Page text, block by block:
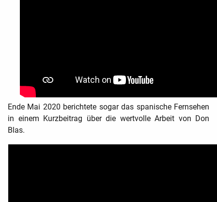
Ende Mai 2020 berichtete sogar das spanische Fernsehen
in einem Kurzbeitrag über die wertvolle Arbeit von Don
Blas.